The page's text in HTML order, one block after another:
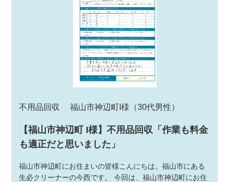
不用品回収 福山市神辺町I様 （30代男性）
【福山市神辺町 I様】不用品回収「作業も料金
も適正だと思いました」
福山市神辺町にお住まいの皆様こんにちは。福山市にある
生必クリーナーの今西です。 今回は、福山市神辺町にお住